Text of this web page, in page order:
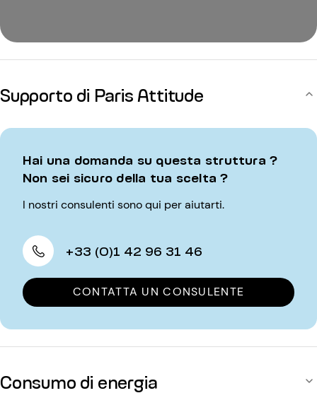
Supporto di Paris Attitude
Hai una domanda su questa struttura ?
Non sei sicuro della tua scelta ?
I nostri consulenti sono qui per aiutarti.
+33 (0)1 42 96 31 46
CONTATTA UN CONSULENTE
Consumo di energia